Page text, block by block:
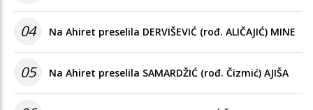
04 Na Ahiret preselila DERVIŠEVIĆ (rođ. ALIČAJIĆ) MINE
05 Na Ahiret preselila SAMARDŽIĆ (rođ. Čizmić) AJIŠA